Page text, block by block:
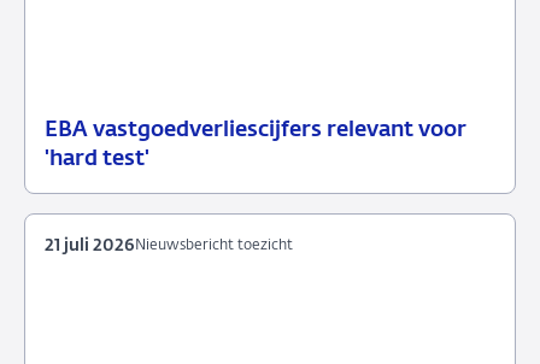
EBA vastgoedverliescijfers relevant voor
'hard test'
23
Nieuwsbericht
Nieuwsbericht toezicht
21 juli 2026